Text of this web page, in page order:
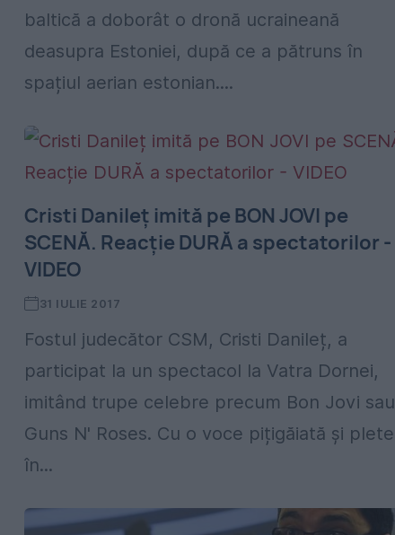
baltică a doborât o dronă ucraineană
deasupra Estoniei, după ce a pătruns în
spațiul aerian estonian....
Cristi Danileț imită pe BON JOVI pe
SCENĂ. Reacție DURĂ a spectatorilor -
VIDEO
31 IULIE 2017
Fostul judecător CSM, Cristi Danileț, a
participat la un spectacol la Vatra Dornei,
imitând trupe celebre precum Bon Jovi sau
Guns N' Roses. Cu o voce pițigăiată și plete
în...